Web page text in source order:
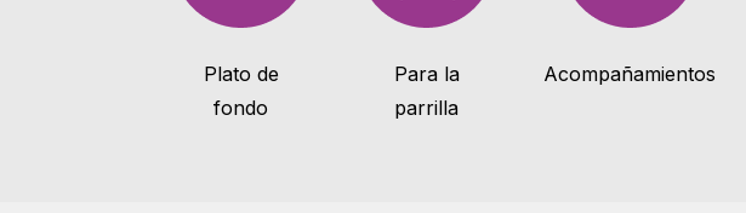
Plato de
fondo
Para la
parrilla
Acompañamientos